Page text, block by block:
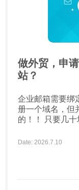
做外贸，申
站？
企业邮箱需要绑
册一个域名，但
的！！ 只要几十块钱买个域名，之后买个企业邮箱，
企业邮箱，但是
他本身就没有
Date: 2026.7.10